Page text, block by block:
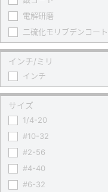
電解研磨
二硫化モリブデンコート
インチ/ミリ
インチ
サイズ
1/4-20
#10-32
#2-56
#4-40
#6-32